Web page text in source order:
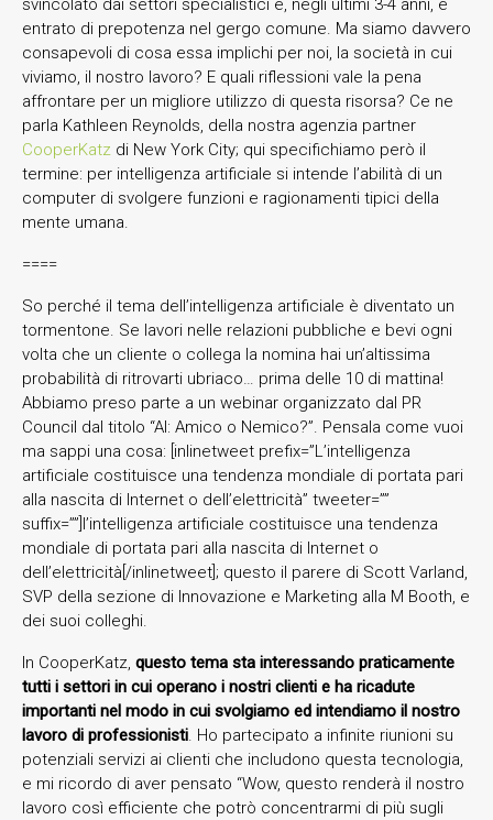
svincolato dai settori specialistici e, negli ultimi 3-4 anni, è
entrato di prepotenza nel gergo comune. Ma siamo davvero
consapevoli di cosa essa implichi per noi, la società in cui
viviamo, il nostro lavoro? E quali riflessioni vale la pena
affrontare per un migliore utilizzo di questa risorsa? Ce ne
parla Kathleen Reynolds, della nostra agenzia partner
CooperKatz di New York City; qui specifichiamo però il
termine: per intelligenza artificiale si intende l’abilità di un
computer di svolgere funzioni e ragionamenti tipici della
mente umana.
====
So perché il tema dell’intelligenza artificiale è diventato un
tormentone. Se lavori nelle relazioni pubbliche e bevi ogni
volta che un cliente o collega la nomina hai un’altissima
probabilità di ritrovarti ubriaco… prima delle 10 di mattina!
Abbiamo preso parte a un webinar organizzato dal PR
Council dal titolo “AI: Amico o Nemico?”. Pensala come vuoi
ma sappi una cosa: [inlinetweet prefix=”L’intelligenza
artificiale costituisce una tendenza mondiale di portata pari
alla nascita di Internet o dell’elettricità” tweeter=””
suffix=””]l’intelligenza artificiale costituisce una tendenza
mondiale di portata pari alla nascita di Internet o
dell’elettricità[/inlinetweet]; questo il parere di Scott Varland,
SVP della sezione di Innovazione e Marketing alla M Booth, e
dei suoi colleghi.
In CooperKatz, questo tema sta interessando praticamente
tutti i settori in cui operano i nostri clienti e ha ricadute
importanti nel modo in cui svolgiamo ed intendiamo il nostro
lavoro di professionisti. Ho partecipato a infinite riunioni su
potenziali servizi ai clienti che includono questa tecnologia,
e mi ricordo di aver pensato “Wow, questo renderà il nostro
lavoro così efficiente che potrò concentrarmi di più sugli